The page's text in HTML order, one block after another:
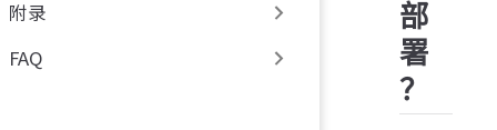
附录
FAQ
部
署
？